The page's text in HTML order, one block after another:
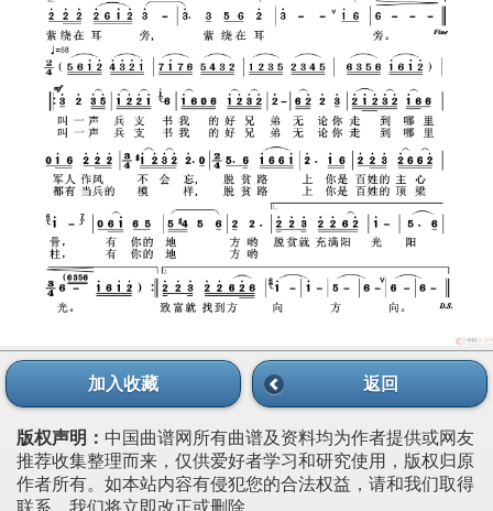
加入收藏 返回
版权声明： 中国曲谱网所有曲谱及资料均为作者提供或网友
推荐收集整理而来，仅供爱好者学习和研究使用，版权归原
作者所有。如本站内容有侵犯您的合法权益，请和我们取得